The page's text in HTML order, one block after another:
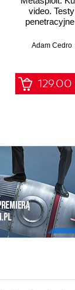
video. Testy
zabezpieczeń
Adam Cedro
129.00